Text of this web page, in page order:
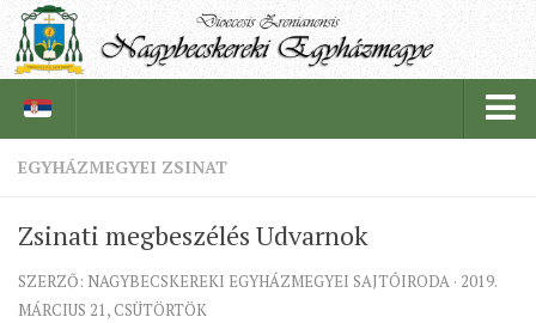
PÜSPÖK
TÖRTÉNELEM
EGYHÁZMEGYEI ZSINAT
Zsinati megbeszélés Udvarnok
SZERZŐ: NAGYBECSKEREKI EGYHÁZMEGYEI SAJTÓIRODA · 2019.
MÁRCIUS 21, CSÜTÖRTÖK